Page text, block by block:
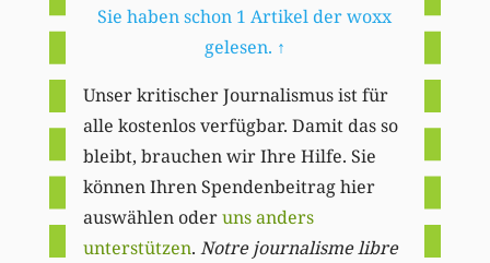
Sie haben schon 1 Artikel der woxx
gelesen. ↑
Unser kritischer Journalismus ist für
alle kostenlos verfügbar. Damit das so
bleibt, brauchen wir Ihre Hilfe. Sie
können Ihren Spendenbeitrag hier
auswählen oderuns anders
unterstützen. Notre journalisme libre